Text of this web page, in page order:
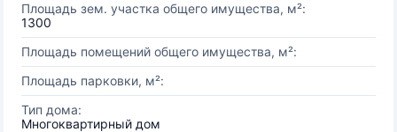
Площадь зем. участка общего имущества, м²:
1300
Площадь помещений общего имущества, м²:
Площадь парковки, м²:
Тип дома:
Многоквартирный дом